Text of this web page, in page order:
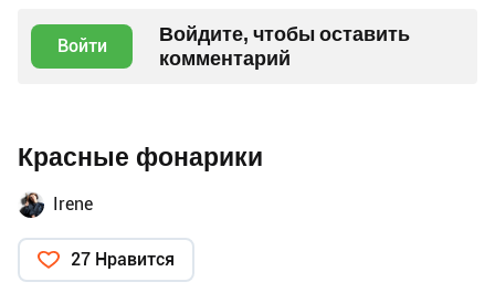
Войти
Войдите, чтобы оставить
комментарий
Красные фонарики
Irene
27 Нравится